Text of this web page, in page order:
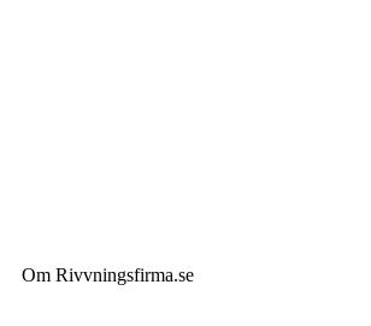
Om Rivvningsfirma.se